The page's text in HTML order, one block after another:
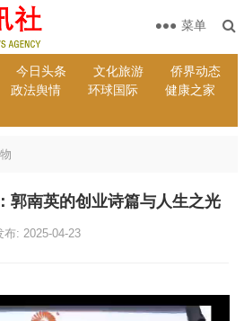
今日头条 文化旅游
侨界动态
政法舆情 环球国际
健康之家
菜单
郭南英的创业诗篇与人生之光
布: 2025-04-23